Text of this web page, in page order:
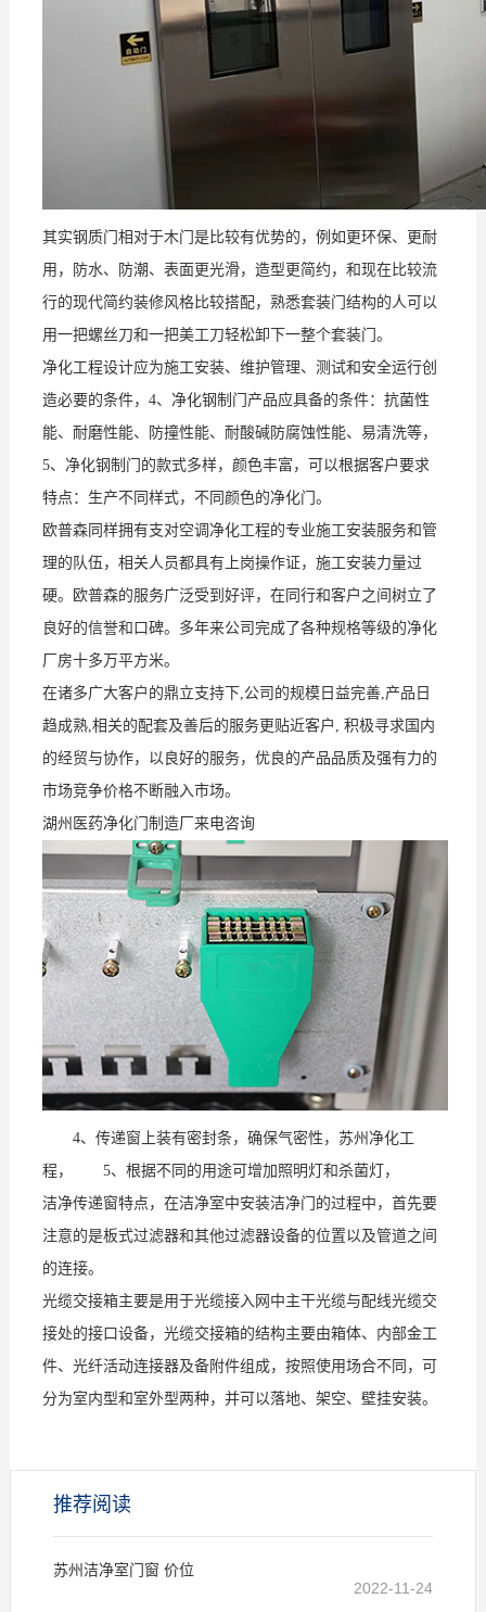
其实钢质门相对于木门是比较有优势的，例如更环保、更耐
用，防水、防潮、表面更光滑，造型更简约，和现在比较流
行的现代简约装修风格比较搭配，熟悉套装门结构的人可以
用一把螺丝刀和一把美工刀轻松卸下一整个套装门。
净化工程设计应为施工安装、维护管理、测试和安全运行创
造必要的条件，4、净化钢制门产品应具备的条件：抗菌性
能、耐磨性能、防撞性能、耐酸碱防腐蚀性能、易清洗等，
5、净化钢制门的款式多样，颜色丰富，可以根据客户要求
特点：生产不同样式，不同颜色的净化门。
欧普森同样拥有支对空调净化工程的专业施工安装服务和管
理的队伍，相关人员都具有上岗操作证，施工安装力量过
硬。欧普森的服务广泛受到好评，在同行和客户之间树立了
良好的信誉和口碑。多年来公司完成了各种规格等级的净化
厂房十多万平方米。
在诸多广大客户的鼎立支持下,公司的规模日益完善,产品日
趋成熟,相关的配套及善后的服务更贴近客户, 积极寻求国内
的经贸与协作，以良好的服务，优良的产品品质及强有力的
市场竞争价格不断融入市场。
湖州医药净化门制造厂来电咨询
4、传递窗上装有密封条，确保气密性，苏州净化工
程， 5、根据不同的用途可增加照明灯和杀菌灯，
洁净传递窗特点，在洁净室中安装洁净门的过程中，首先要
注意的是板式过滤器和其他过滤器设备的位置以及管道之间
的连接。
光缆交接箱主要是用于光缆接入网中主干光缆与配线光缆交
接处的接口设备，光缆交接箱的结构主要由箱体、内部金工
件、光纤活动连接器及备附件组成，按照使用场合不同，可
分为室内型和室外型两种，并可以落地、架空、壁挂安装。
推荐阅读
苏州洁净室门窗 价位
2022-11-24